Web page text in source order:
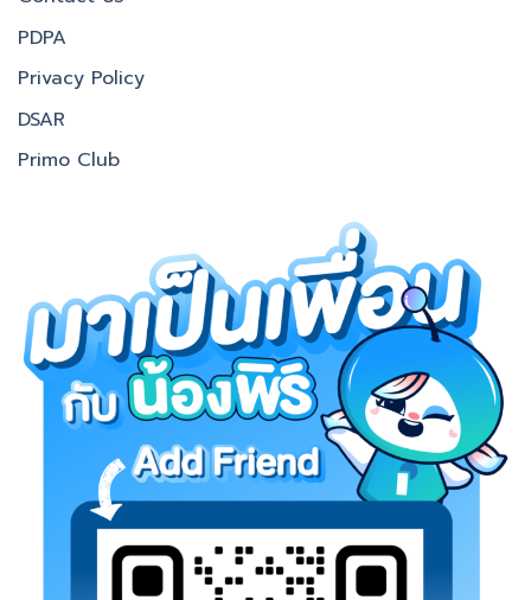
PDPA
Privacy Policy
DSAR
Primo Club